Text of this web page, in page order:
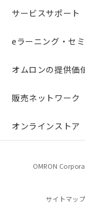
サービスサポート
eラーニング・セ
オムロンの提供価
販売ネットワーク
オンラインストア
OMRON
サイトマップ